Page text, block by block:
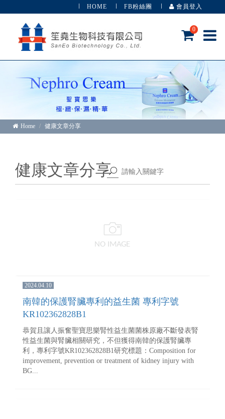
0
HOME FB粉絲團 會員登入
Home 健康文章分享
健康文章分享
2024.04.10
南韓的保護腎臟專利的益生菌 專利字號
KR102362828B1
恭賀且讓人振奮聖寶思樂腎性益生菌菌株原廠不斷發表腎
性益生菌與腎臟相關研究，不但獲得南韓的保護腎臟專
利，專利字號KR102362828B1研究標題：Composition for
improvement, prevention or treatment of kidney injury with
BG...